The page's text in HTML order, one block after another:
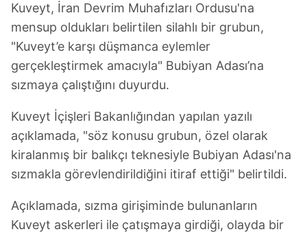
Kuveyt, İran Devrim Muhafızları Ordusu'na
mensup oldukları belirtilen silahlı bir grubun,
"Kuveyt’e karşı düşmanca eylemler
gerçekleştirmek amacıyla" Bubiyan Adası’na
sızmaya çalıştığını duyurdu.
Kuveyt İçişleri Bakanlığından yapılan yazılı
açıklamada, "söz konusu grubun, özel olarak
kiralanmış bir balıkçı teknesiyle Bubiyan Adası'na
sızmakla görevlendirildiğini itiraf ettiği" belirtildi.
Açıklamada, sızma girişiminde bulunanların
Kuveyt askerleri ile çatışmaya girdiği, olayda bir